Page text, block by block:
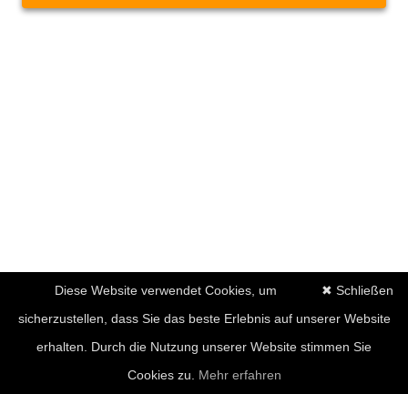
✖ Schließen
Diese Website verwendet Cookies, um
sicherzustellen, dass Sie das beste Erlebnis auf unserer Website
erhalten. Durch die Nutzung unserer Website stimmen Sie
Cookies zu. Mehr erfahren